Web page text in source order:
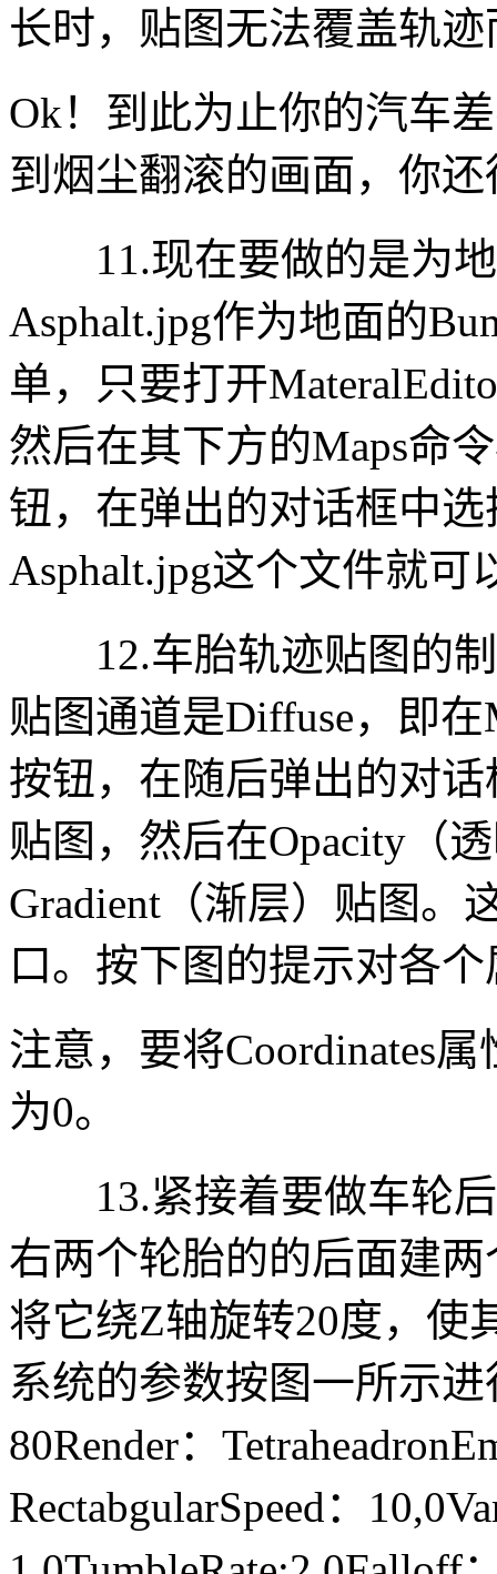
长时，贴图无法覆盖轨
Ok！到此为止你的汽车
到烟尘翻滚的画面，你
11.现在要做的是为地
Asphalt.jpg作为地面的
单，只要打开
然后在其下方的Maps命
钮，在弹出的对话框中
Asphalt.jpg这个文件就可
12.车胎轨迹贴图的制
贴图通道是Diffuse，即
按钮，在随后弹出的对
贴图，然后在Opacity（
Gradient（渐层）贴图。
口。按下图的提示对各
注意，要将Coordinates
为0。
13.紧接着要做车轮后
右两个轮胎的的后面建
将它绕Z轴旋转20度，使
系统的参数按图一所示
80Render：
RectabgularSpeed：